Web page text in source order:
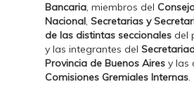
Bancaria, miembros del
Nacional,Secretarias y
de las distintas seccionales del
y las integrantes del
Provincia de Buenos Aires y las
Comisiones Gremiales Internas.